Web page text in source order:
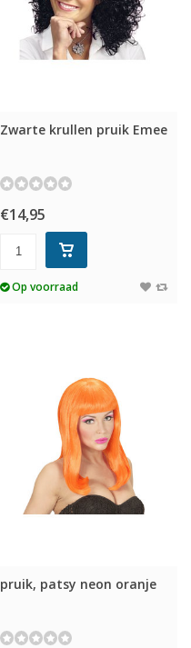
Zwarte krullen pruik Emee
€14,95
Op voorraad
pruik, patsy neon oranje